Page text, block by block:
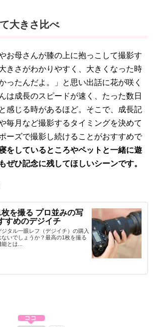
大きさ比べ
お母さんが膝の上に抱っこして撮影す
きさがわかりやすく、大きくなった時
ったんだよ。」と思い出話に花が咲く
は成長のスピードが速く、たった数日
感じる時があるほど。そこで、成長記
毎月など撮影するタイミングを決めて
ーズで撮影し続けることがおすすめで
をしているところやペットと一緒に遊
ぜひ記念に残してほしいシーンです。
を撮る プロ並みの写
すめのデジイチ
タル一眼レフ（デジイチ）の購入
いでしょうか？最高の1枚を撮る
とは...